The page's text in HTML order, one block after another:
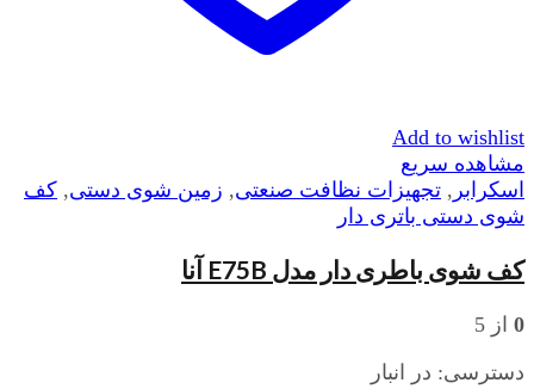
Add to wishlist
مشاهده سریع
اسکرابر , تجهیزات نظافت صنعتی, زمین شوی دستی, کف
شوی دستی باتری دار
کف شوی باطری دار مدل E75B آنا
0 از 5
دسترسی: در انبار